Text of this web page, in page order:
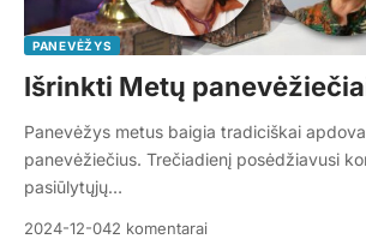
PANEVĖŽYS
Išrinkti Metų
Panevėžys metus baigia tradiciškai
panevėžiečius. Trečiadienį posėdžiavusi
pasiūlytųjų…
2024-12-042 komentarai